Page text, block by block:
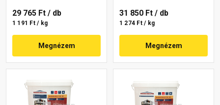
29 765 Ft / db
1 191 Ft / kg
Megnézem
31 850 Ft / db
1 274 Ft / kg
Megnézem